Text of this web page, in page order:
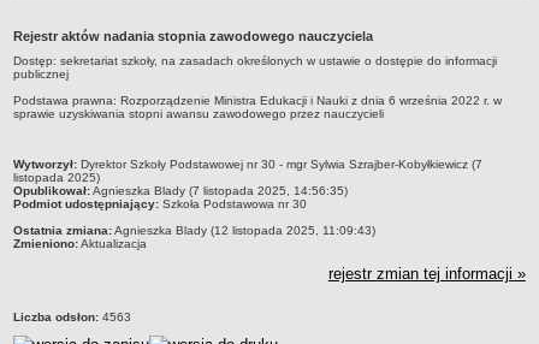
ARCHIWUM SZKÓŁ I PLACÓWEK
Zlikwidowane gimnazja
Przekształcone szkoły i placówki
SPECJALNE OŚRODKI SZKOLNO-WYCHOWAWCZE
Specjalny Ośrodek nr 1
BURSA MIEJSKA
Majątek
Rejestr aktów nadania stopnia zawodowego nauczyciela
Dostęp: sekretariat szkoły, na zasadach określonych w ustawie o dostępie do informacji
publicznej
Podstawa prawna: Rozporządzenie Ministra Edukacji i Nauki z dnia 6 września 2022 r. w
sprawie uzyskiwania stopni awansu zawodowego przez nauczycieli
metryczka
Wytworzył: Dyrektor Szkoły Podstawowej nr 30 - mgr Sylwia Szrajber-Kobyłkiewicz (7
listopada 2025)
Opublikował:Agnieszka Blady (7 listopada 2025, 14:56:35)
Podmiot udostępniający: Szkoła Podstawowa nr 30
Ostatnia zmiana:Agnieszka Blady (12 listopada 2025, 11:09:43)
Zmieniono:Aktualizacja
rejestr zmian tej informacji »
Liczba odsłon: 4563